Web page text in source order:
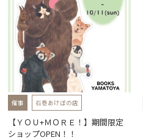
催事 石巻あけぼの店
【ＹＯＵ+ＭＯＲＥ！】期間限定
ショップOPEN！！